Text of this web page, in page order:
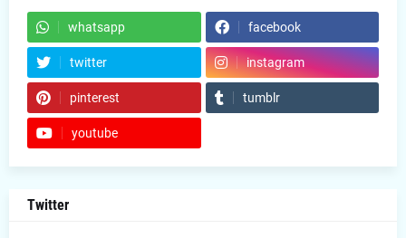
whatsapp facebook
twitter instagram
pinterest tumblr
youtube
Twitter